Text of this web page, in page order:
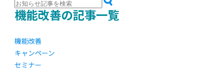
機能改善の記事一覧
機能改善
キャンペーン
セミナー